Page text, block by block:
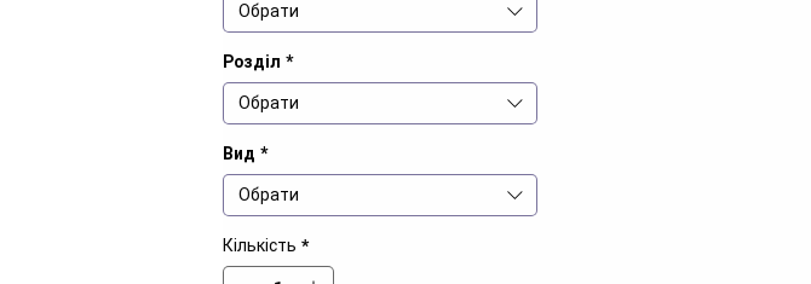
Обрати
Розділ *
Обрати
Вид *
Обрати
Кількість *